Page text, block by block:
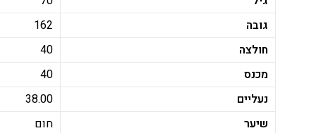
גובה
162
חולצה
40
מכנס
40
נעליים
38.00
שיער
חום